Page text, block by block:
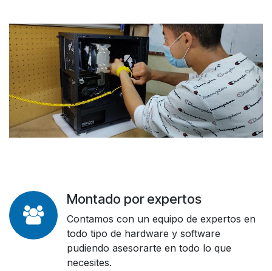
Montado por expertos
Contamos con un equipo de expertos en
todo tipo de hardware y software
pudiendo asesorarte en todo lo que
necesites.